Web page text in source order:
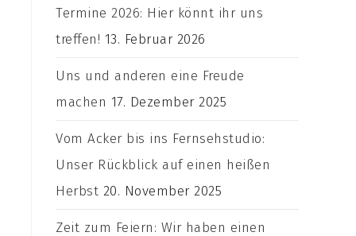
Termine 2026: Hier könnt ihr uns
treffen! 13. Februar 2026
Uns und anderen eine Freude
machen 17. Dezember 2025
Vom Acker bis ins Fernsehstudio:
Unser Rückblick auf einen heißen
Herbst 20. November 2025
Zeit zum Feiern: Wir haben einen